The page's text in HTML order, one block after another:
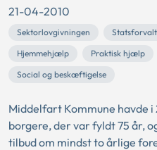
21-04-2010
Sektorlovgivningen
Hjemmehjælp
Praktisk hjælp
Social og beskæftigelse
Middelfart Kommune havde
borgere, der var fyldt 75 år,
tilbud om mindst to årlige